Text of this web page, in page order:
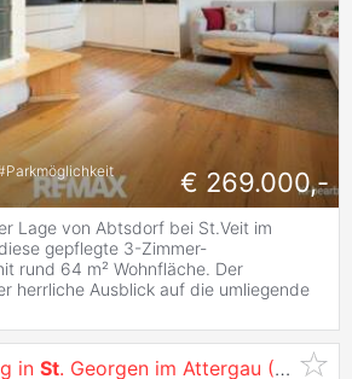
Parkmöglichkeit
€ 269.000,-
Lage von Abtsdorf bei St.Veit im
gepflegte 3-Zimmer-
rund 64 m² Wohnfläche. Der
herrliche Ausblick auf die umliegende
in St. Georgen im Attergau (4880) 57m²